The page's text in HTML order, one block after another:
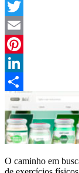
Facebook
Twitter
Email
Pinterest
LinkedIn
Compartilhar
O caminho em